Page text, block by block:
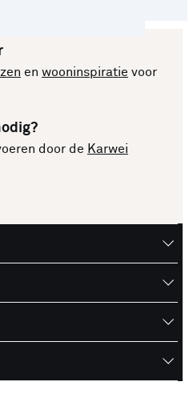
en wooninspiratie voor
door de Karwei